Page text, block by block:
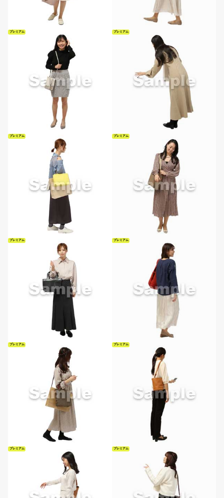
プレミアム プレミアム
プレミアム プレミアム
プレミアム プレミアム
プレミアム プレミアム
プレミアム プレミアム